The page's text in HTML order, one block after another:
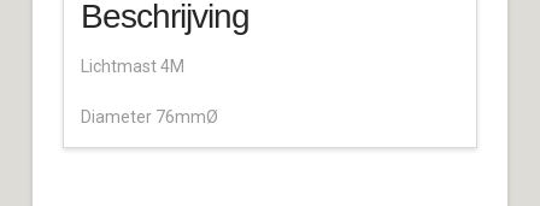
Beschrijving
Lichtmast 4M
Diameter 76mmØ